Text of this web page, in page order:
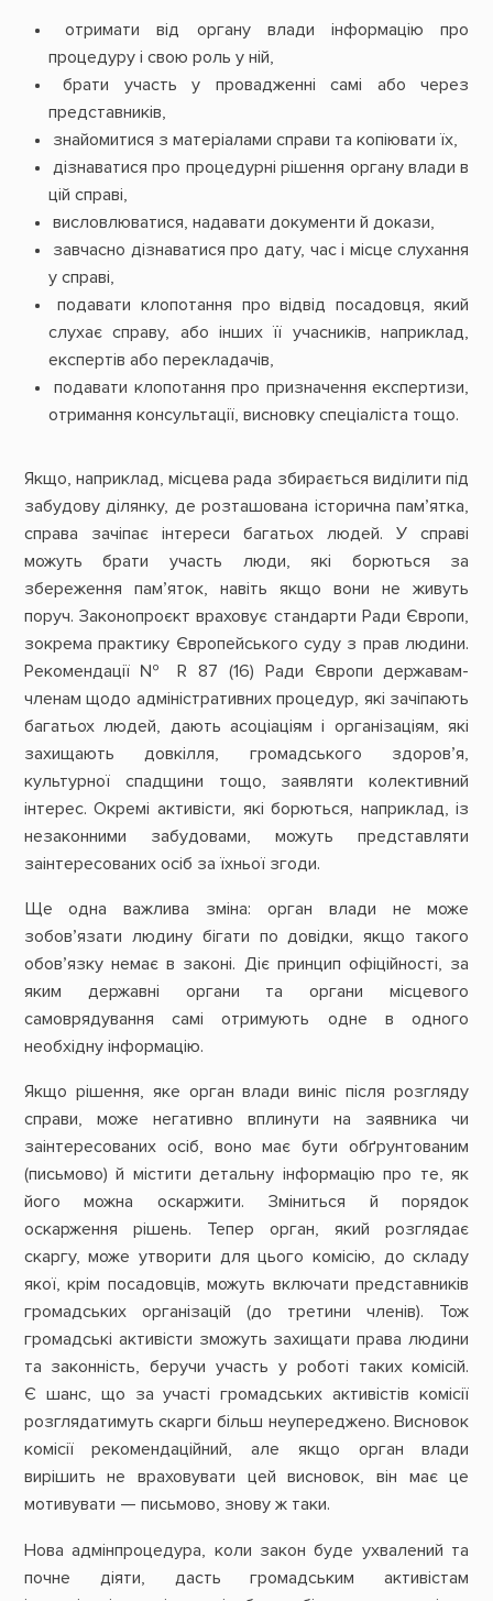
отримати від органу влади інформацію про
процедуру і свою роль у ній,
брати участь у провадженні самі або через
представників,
знайомитися з матеріалами справи та копіювати їх,
дізнаватися про процедурні рішення органу влади в
цій справі,
висловлюватися, надавати документи й докази,
завчасно дізнаватися про дату, час і місце слухання
у справі,
подавати клопотання про відвід посадовця, який
слухає справу, або інших її учасників, наприклад,
експертів або перекладачів,
подавати клопотання про призначення експертизи,
отримання консультації, висновку спеціаліста тощо.
Якщо, наприклад, місцева рада збирається виділити під
забудову ділянку, де розташована історична пам’ятка,
справа зачіпає інтереси багатьох людей. У справі
можуть брати участь люди, які борються за
збереження пам’яток, навіть якщо вони не живуть
поруч. Законопроєкт враховує стандарти Ради Європи,
зокрема практику Європейського суду з прав людини.
Рекомендації № R 87 (16) Ради Європи державам-
членам щодо адміністративних процедур, які зачіпають
багатьох людей, дають асоціаціям і організаціям, які
захищають довкілля, громадського здоров’я,
культурної спадщини тощо, заявляти колективний
інтерес. Окремі активісти, які борються, наприклад, із
незаконними забудовами, можуть представляти
заінтересованих осіб за їхньої згоди.
Ще одна важлива зміна: орган влади не може
зобов’язати людину бігати по довідки, якщо такого
обов’язку немає в законі. Діє принцип офіційності, за
яким державні органи та органи місцевого
самоврядування самі отримують одне в одного
необхідну інформацію.
Якщо рішення, яке орган влади виніс після розгляду
справи, може негативно вплинути на заявника чи
заінтересованих осіб, воно має бути обґрунтованим
(письмово) й містити детальну інформацію про те, як
його можна оскаржити. Зміниться й порядок
оскарження рішень. Тепер орган, який розглядає
скаргу, може утворити для цього комісію, до складу
якої, крім посадовців, можуть включати представників
громадських організацій (до третини членів). Тож
громадські активісти зможуть захищати права людини
та законність, беручи участь у роботі таких комісій.
Є шанс, що за участі громадських активістів комісії
розглядатимуть скарги більш неупереджено. Висновок
комісії рекомендаційний, але якщо орган влади
вирішить не враховувати цей висновок, він має це
мотивувати — письмово, знову ж таки.
Нова адмінпроцедура, коли закон буде ухвалений та
почне діяти, дасть громадським активістам